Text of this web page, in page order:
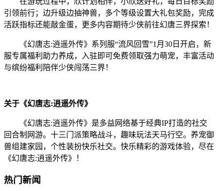
引领前行；边升级边抽神兽，多个等级设置大礼包奖励，完成
活跃指标还能敲金蛋，更多内容期待少侠前往幻唐三界探索！
《幻唐志:逍遥外传》系列服“流风回雪”1月30日开启，新
服专属福利助力养成，入驻即可免费领取强力萌宠，丰富活动
与缤纷福利陪伴少侠闯荡三界！
关于《幻唐志:逍遥外传》
《幻唐志:逍遥外传》是多益网络基于经典IP打造的社交
回合制网游。十三门派策略战斗，趣味玩法天马行空。养宠御
兽组建家园，个性装扮快乐社交。快乐精彩的游戏体验，尽在
《幻唐志:逍遥外传》！
热门新闻